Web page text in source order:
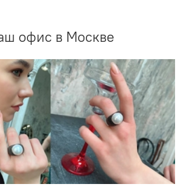
офис в Москве